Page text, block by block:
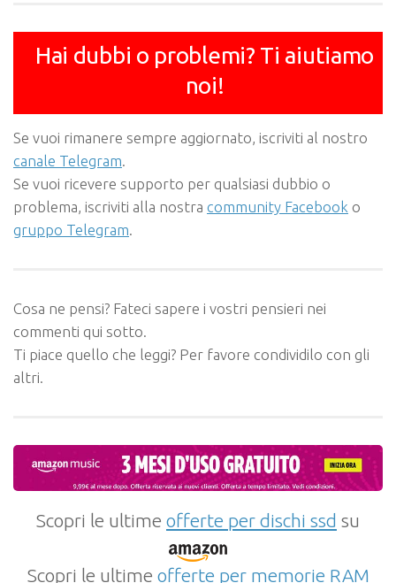
Hai dubbi o problemi? Ti aiutiamo
noi!
Se vuoi rimanere sempre aggiornato, iscriviti al nostro
canale Telegram.
Se vuoi ricevere supporto per qualsiasi dubbio o
problema, iscriviti alla nostra community Facebook o
gruppo Telegram.
Cosa ne pensi? Fateci sapere i vostri pensieri nei
commenti qui sotto.
Ti piace quello che leggi? Per favore condividilo con gli
altri.
Scopri le ultime offerte per dischi ssd su
Scopri le ultime offerte per memorie RAM